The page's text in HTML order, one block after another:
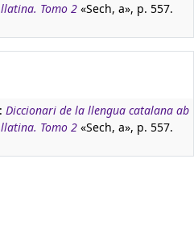
Tomo 2 «Sech, a», p. 557.
Diccionari de la llengua catalana ab
Tomo 2 «Sech, a», p. 557.